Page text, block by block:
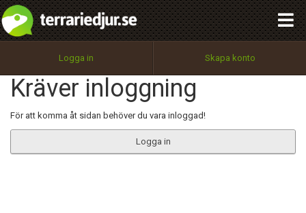
Logga in Skapa konto
Kräver inloggning
För att komma åt sidan behöver du vara inloggad!
Logga in
Utför
100%
OK
integritetspolicy
Namn:
Epost:
Begär nytt lösenord
Tillbaka till förstasidan